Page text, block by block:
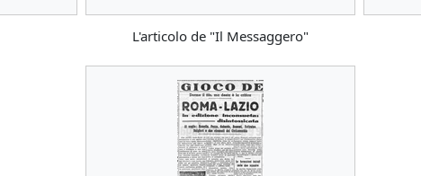
L'articolo de "Il Messaggero"